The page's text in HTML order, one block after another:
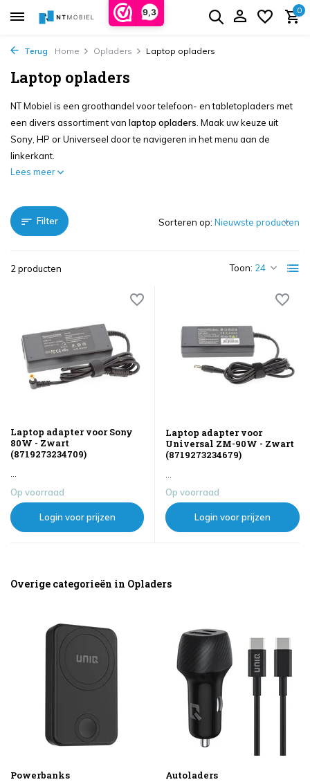
9,3 0
Terug Home Opladers Laptop opladers
Laptop opladers
NT Mobiel is een groothandel voor telefoon- en tabletopladers met
een divers assortiment van laptop opladers . Maak uw keuze uit
Sony, HP or Universeel door te navigeren in het menu aan de
linkerkant.
Lees meer
Filter
2 producten Toon:
Sorteren op:
Laptop adapter voor Sony
80W - Zwart
(8719273234709)
Op voorraad
Login voor prijzen
Laptop adapter voor
Universal ZM-90W - Zwart
(8719273234679)
Op voorraad
Login voor prijzen
Overige categorieën in Opladers
Powerbanks Autoladers